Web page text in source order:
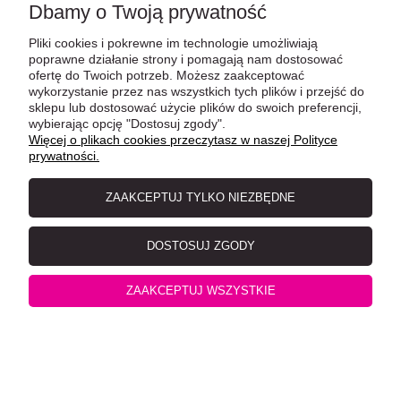
Wołowiną 70g, Nowość! Formuła z Olejem z Łososia!
Leonardo Pulled Beef Kurczak z Extra Szarpaną
Wołowiną 70g, Nowość! Formuła z Olejem z Łososia!
Dbamy o Twoją prywatność
Pliki cookies i pokrewne im technologie umożliwiają
poprawne działanie strony i pomagają nam dostosować
ofertę do Twoich potrzeb. Możesz zaakceptować
wykorzystanie przez nas wszystkich tych plików i przejść do
sklepu lub dostosować użycie plików do swoich preferencji,
wybierając opcję "Dostosuj zgody".
Więcej o plikach cookies przeczytasz w naszej Polityce
prywatności.
ZAAKCEPTUJ TYLKO NIEZBĘDNE
DOSTOSUJ ZGODY
ZAAKCEPTUJ WSZYSTKIE